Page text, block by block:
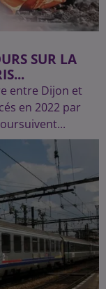
SUR LA
entre Dijon et
en 2022 par